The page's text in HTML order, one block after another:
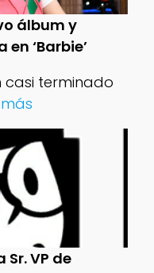
álbum y
‘Barbie’
casi terminado
más
VP de